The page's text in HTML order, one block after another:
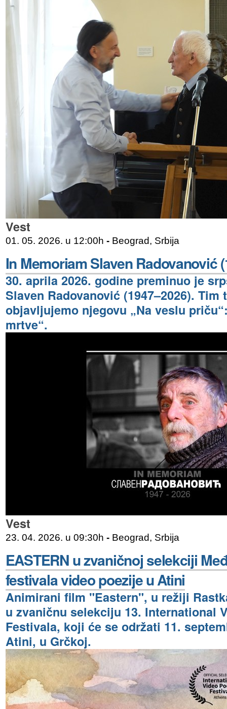
Vest
01. 05. 2026. u 12:00h - Beograd, Srbija
In Memoriam Slaven Radovanović
30. aprila 2026. godine preminuo je
Slaven Radovanović (1947–2026).
objavljujemo njegovu „Na veslu
mrtve“.
Vest
23. 04. 2026. u 09:30h - Beograd, Srbija
EASTERN u zvaničnoj selekciji
festivala video poezije u Atini
Animirani film "Eastern", u režiji
u zvaničnu selekciju 13. International
Festivala, koji će se održati 11.
Atini, u Grčkoj.